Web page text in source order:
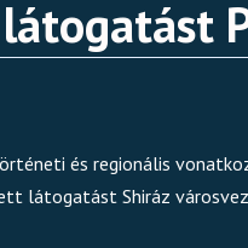
és regionális
látogatást Shiráz